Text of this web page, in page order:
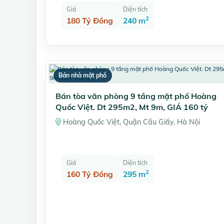
Giá
180 Tỷ Đồng
Diện tích
240 m2
Bán nhà mặt phố
Bán tòa văn phòng 9 tầng mặt phố Hoàng
Quốc Việt. Dt 295m2, Mt 9m, GIÁ 160 tỷ
Hoàng Quốc Việt, Quận Cầu Giấy, Hà Nội
Giá
160 Tỷ Đồng
Diện tích
295 m2